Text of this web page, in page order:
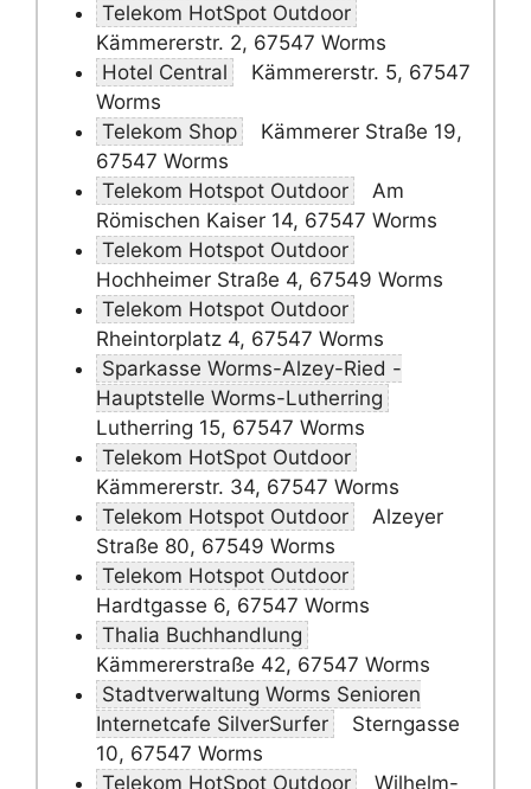
Telekom HotSpot Outdoor
Kämmererstr. 2, 67547 Worms
Hotel Central
Kämmererstr. 5, 67547
Worms
Telekom Shop
Kämmerer Straße 19,
67547 Worms
Telekom Hotspot Outdoor
Am
Römischen Kaiser 14, 67547 Worms
Telekom Hotspot Outdoor
Hochheimer Straße 4, 67549 Worms
Telekom Hotspot Outdoor
Rheintorplatz 4, 67547 Worms
Sparkasse Worms-Alzey-Ried -
Hauptstelle Worms-Lutherring
Lutherring 15, 67547 Worms
Telekom HotSpot Outdoor
Kämmererstr. 34, 67547 Worms
Telekom Hotspot Outdoor
Alzeyer
Straße 80, 67549 Worms
Telekom Hotspot Outdoor
Hardtgasse 6, 67547 Worms
Thalia Buchhandlung
Kämmererstraße 42, 67547 Worms
Stadtverwaltung Worms Senioren
Internetcafe SilverSurfer
Sterngasse
10, 67547 Worms
Telekom HotSpot Outdoor
Wilhelm-